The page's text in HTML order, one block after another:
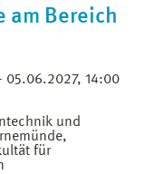
am Bereich
05.06.2027, 14:00
und
für